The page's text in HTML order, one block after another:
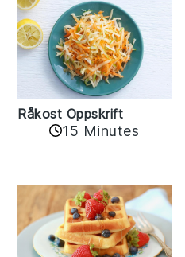
Råkost Oppskrift
15 Minutes